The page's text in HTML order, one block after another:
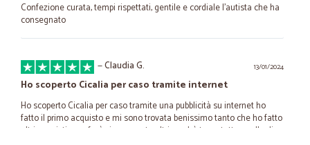
Confezione curata, tempi rispettati, gentile e cordiale l'autista che ha
consegnato
13/01/2024
—Claudia G.
Ho scoperto Cicalia per caso tramite internet
Ho scoperto Cicalia per caso tramite una pubblicità su internet ho
fatto il primo acquisto e mi sono trovata benissimo tanto che ho fatto
altri acquisti e ne farò sicuramente altri perchè trovo tutto quello di